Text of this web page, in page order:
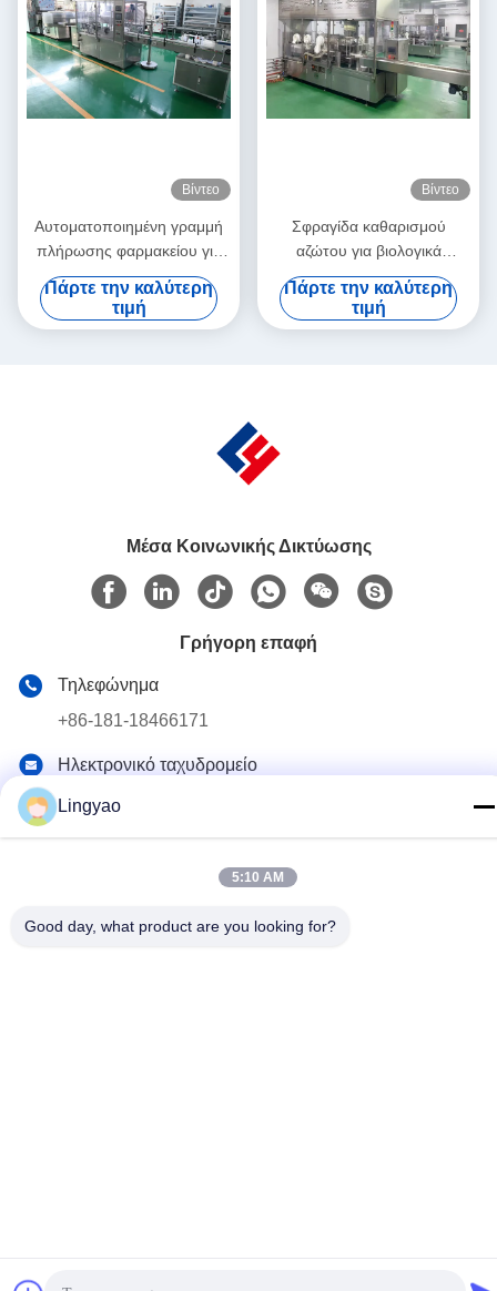
Βίντεο
Αυτοματοποιημένη γραμμή
πλήρωσης φαρμακείου για
διάλυμα αναγεννητή
κολλαγόνου, γραμμή
πλήρωσης υψηλής
Πάρτε την καλύτερη
τιμή
Βίντεο
Σφραγίδα καθαρισμού
αζώτου για βιολογικά
προϊόντα ευαίσθητα στο
οξυγόνο 1-10 ml, υψηλής
χωρητικότητας με
Πάρτε την καλύτερη
τιμή
Μέσα Κοινωνικής Δικτύωσης
Γρήγορη επαφή
Τηλεφώνημα
+86-181-18466171
Ηλεκτρονικό ταχυδρομείο
sale2@szlysb.com.cn
Διεύθυνση
Οδός Zhujia αριθ. 115, πόλη Lujia,Kunshan, επαρχία
Lingyao
5:10 AM
Good day, what product are you looking for?